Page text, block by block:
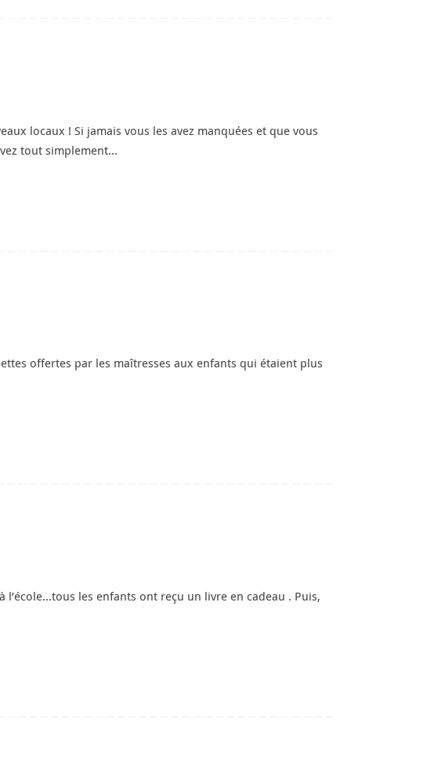
locaux ! Si jamais vous les avez manquées et que vous
tout simplement…
offertes par les maîtresses aux enfants qui étaient plus
l’école…tous les enfants ont reçu un livre en cadeau . Puis,